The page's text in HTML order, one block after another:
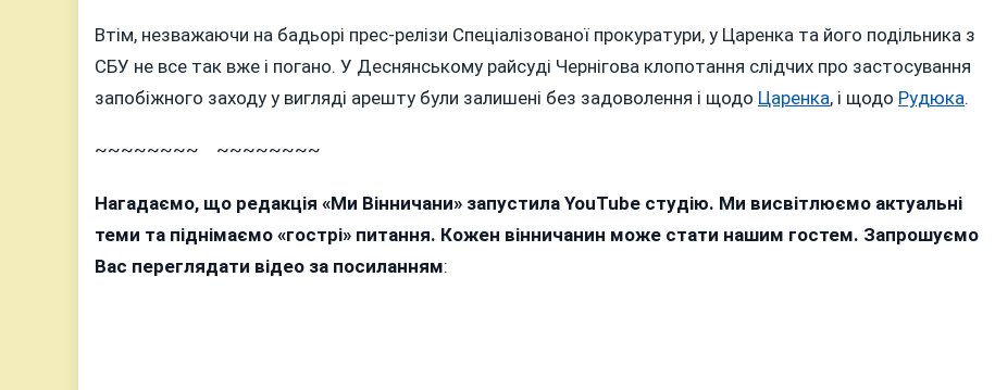
Втім, незважаючи на бадьорі прес-релізи Спеціалізованої прокуратури, у Царенка та його подільника з
СБУ не все так вже і погано. У Деснянському райсуді Чернігова клопотання слідчих про застосування
запобіжного заходу у вигляді арешту були залишені без задоволення і щодо Царенка, і щодо Рудюка.
~~~~~~~~ ~~~~~~~~
Нагадаємо, що редакція «Ми Вінничани» запустила YouTube студію. Ми висвітлюємо актуальні
теми та піднімаємо «гострі» питання. Кожен вінничанин може стати нашим гостем. Запрошуємо
Вас переглядати відео за посиланням: